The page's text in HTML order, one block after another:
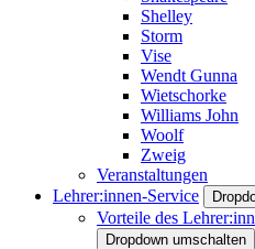
Shelley
Storm
Vise
Wendt Gunna
Wietschorke
Williams John
Woolf
Zweig
Veranstaltungen
Lehrer:innen-Service
Vorteile des
Dropdown umschalten